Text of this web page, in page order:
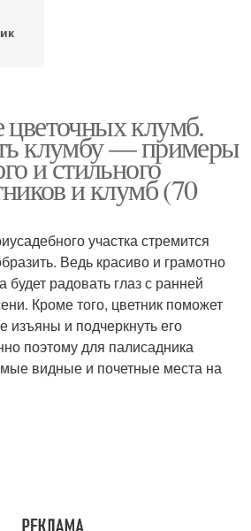
клумб.
клумбу — примеры
и стильного
и клумб (70
участка стремится
Ведь красиво и грамотно
радовать глаз с ранней
Кроме того, цветник поможет
и подчеркнуть его
поэтому для палисадника
видные и почетные места на